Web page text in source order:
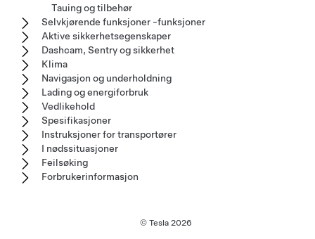
Tauing og tilbehør
Selvkjørende funksjoner -funksjoner
Aktive sikkerhetsegenskaper
Dashcam, Sentry og sikkerhet
Klima
Navigasjon og underholdning
Lading og energiforbruk
Vedlikehold
Spesifikasjoner
Instruksjoner for transportører
I nødssituasjoner
Feilsøking
Forbrukerinformasjon
© Tesla 2026